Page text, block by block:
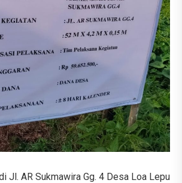
Jl. AR Sukmawira Gg. 4 Desa Loa Lepu